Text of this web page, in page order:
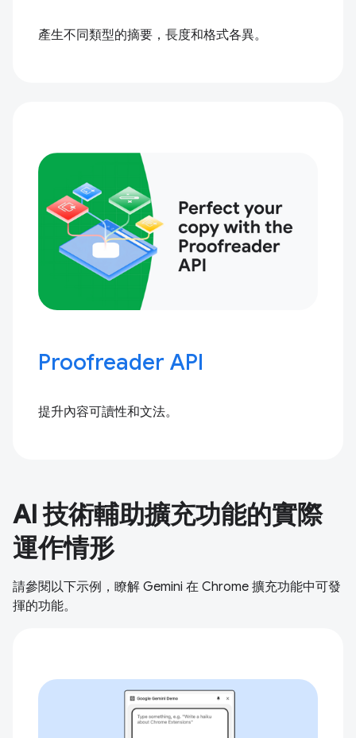
產生不同類型的摘要，長度和格式各異。
Proofreader API
提升內容可讀性和文法。
AI 技術輔助擴充功能的實際
運作情形
請參閱以下示例，瞭解 Gemini 在 Chrome 擴充功能中可發
揮的功能。